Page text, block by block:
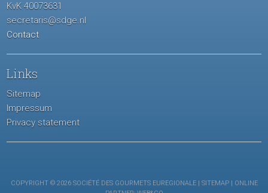
KvK 40073631
secretaris@sdge.nl
Contact
Links
Sitemap
Impressum
Privacy statement
COPYRIGHT © 2026 SOCIÉTÉ DES GOURMETS EUREGIONALE | SITEMAP| ONLINE